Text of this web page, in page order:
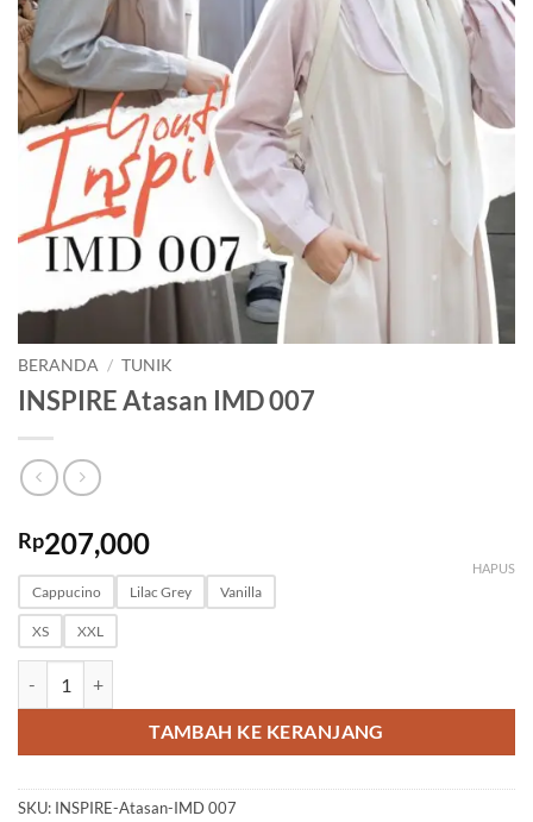
BERANDA / TUNIK
INSPIRE Atasan IMD 007
Rp207,000
Cappucino Lilac Grey Vanilla
XS XXL
HAPUS
TAMBAH KE KERANJANG
SKU: INSPIRE-Atasan-IMD 007